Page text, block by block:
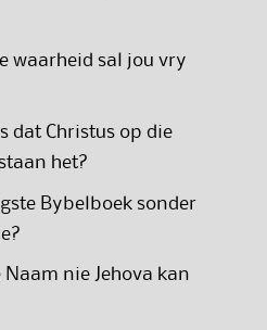
waarheid sal jou vry
dat Christus op die
het?
Bybelboek sonder
Naam nie Jehova kan